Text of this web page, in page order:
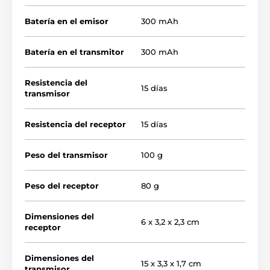
Tipo de corrección:
El collar de entrenamiento para perros
medianos y grandes utiliza8 tipos de
corrección por sonido, 3 niveles
Batería en el emisor 300 mAh
Batería en el transmitor 300 mAh
Resistencia del
transmisor
15 días
Resistencia del receptor 15 días
Peso del transmisor 100 g
Peso del receptor 80 g
Dimensiones del
receptor
6 x 3,2 x 2,3 cm
Dimensiones del
15 x 3,3 x 1,7 cm